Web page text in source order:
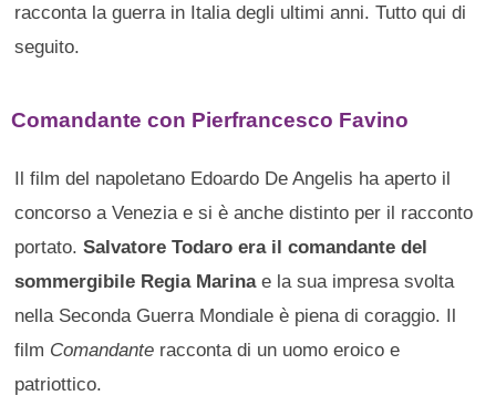
racconta la guerra in Italia degli ultimi anni. Tutto qui di
seguito.
Comandante con Pierfrancesco Favino
Il film del napoletano Edoardo De Angelis ha aperto il
concorso a Venezia e si è anche distinto per il racconto
portato.Salvatore Todaro era il comandante del
sommergibile Regia Marinae la sua impresa svolta
nella Seconda Guerra Mondiale è piena di coraggio. Il
film Comandante racconta di un uomo eroico e
patriottico.